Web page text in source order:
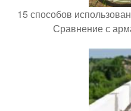
15 способов
Сравнение с